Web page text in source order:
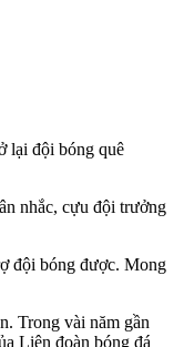
lại đội bóng quê
nhắc, cựu đội trưởng
đội bóng được. Mong
Trong vài năm gần
Liên đoàn bóng đá